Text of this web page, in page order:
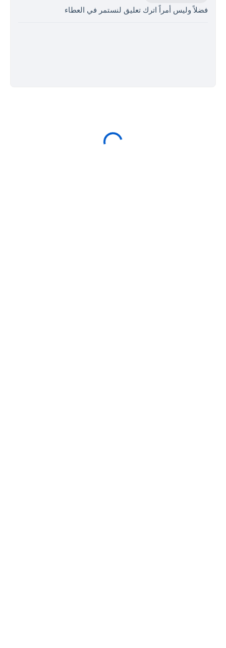
فضلاً وليس أمراً اترك تعليق لنستمر في العطاء